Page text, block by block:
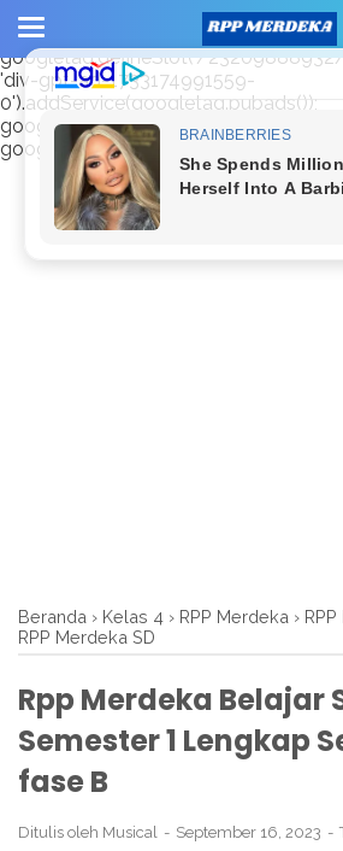
window.googletag = window.googletag
googletag.cmd.push(function() {
googletag.defineSlot('/23209888932/
'div-gpt-ad-1733174991559-
0').addService(googletag.pubads());
googletag.enableServices(); });
Beranda › Kelas 4 › RPP Merdeka ›
RPP Merdeka SD
Rpp Merdeka Belajar
Semester 1 Lengkap
fase B
Ditulis oleh Musical September 16, 2023